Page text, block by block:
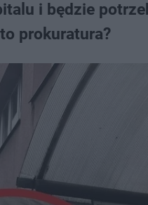
i będzie
prokuratura?